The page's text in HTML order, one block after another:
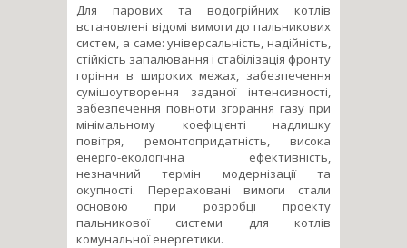
Для парових та водогрійних котлів
встановлені відомі вимоги до пальникових
систем, а саме: універсальність, надійність,
стійкість запалювання і стабілізація фронту
горіння в широких межах, забезпечення
сумішоутворення заданої інтенсивності,
забезпечення повноти згорання газу при
мінімальному коефіцієнті надлишку
повітря, ремонтопридатність, висока
енерго-екологічна ефективність,
незначний термін модернізації та
окупності. Перераховані вимоги стали
основою при розробці проекту
пальникової системи для котлів
комунальної енергетики.